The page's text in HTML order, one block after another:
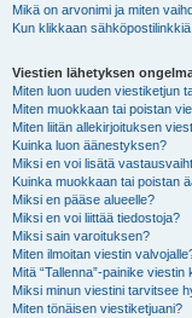
Mikä on arvonimi ja miten
Kun klikkaan
Viestien lähetyksen
Miten luon uuden viestiketjun
Miten muokkaan tai poistan
Miten liitän allekirjoituksen
Kuinka luon äänestyksen?
Miksi en voi lisätä
Kuinka muokkaan tai poistan
Miksi en pääse alueelle?
Miksi en voi liittää tiedostoja?
Miksi sain varoituksen?
Miten ilmoitan viestin
Mitä “Tallenna”-painike
Miksi minun viestini tarvitsee
Miten tönäisen viestiketjuani?